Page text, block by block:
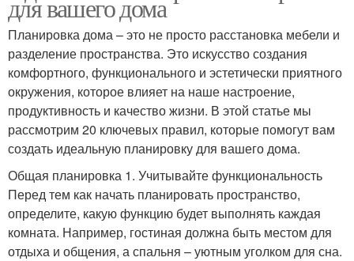
для вашего дома
Планировка дома – это не просто расстановка мебели и
разделение пространства. Это искусство создания
комфортного, функционального и эстетически приятного
окружения, которое влияет на наше настроение,
продуктивность и качество жизни. В этой статье мы
рассмотрим 20 ключевых правил, которые помогут вам
создать идеальную планировку для вашего дома.
Общая планировка 1. Учитывайте функциональность
Перед тем как начать планировать пространство,
определите, какую функцию будет выполнять каждая
комната. Например, гостиная должна быть местом для
отдыха и общения, а спальня – уютным уголком для сна.